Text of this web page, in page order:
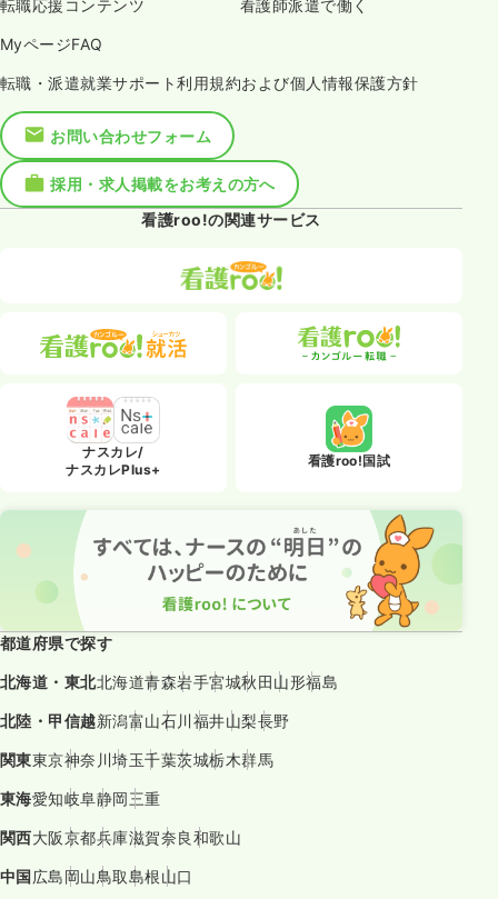
転職応援コンテンツ 看護師派遣で働く
MyページFAQ
転職・派遣就業サポート利用規約および個人情報保護方針
お問い合わせフォーム
採用・求人掲載をお考えの方へ
看護roo!の関連サービス
ナスカレ/
ナスカレPlus+
看護roo!国試
都道府県で探す
北海道・東北北海道青森岩手宮城秋田山形福島
北陸・甲信越新潟富山石川福井山梨長野
関東東京神奈川埼玉千葉茨城栃木群馬
東海愛知岐阜静岡三重
関西大阪京都兵庫滋賀奈良和歌山
中国広島岡山鳥取島根山口